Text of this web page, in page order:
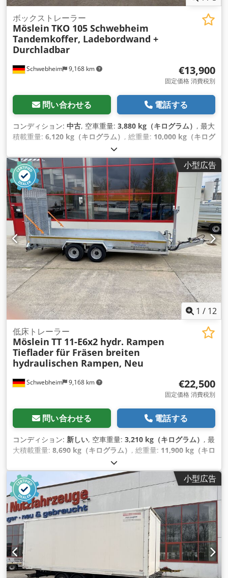
Schwebheim 9,168 km
ボックストレーラー
Möslein TKO 105 Schwebheim
Tandemkoffer, Ladebordwand +
Durchladbar
€13,900
固定価格 消費税別
問い合わせる 電話する
コンディション: 中古, 空車重量: 3,880 kg（キログラム） , 最大
積載重量: 6,120 kg（キログラム） , 総重量: 10,000 kg（キログ
, 初回登録:
mm, 荷室幅:2,480 mm, 荷室高:2,430 mm, 積載スペース容
量:42 m³, サスペンション:空気, タイヤサイズ: 235/70 R 17,5,
ホイールベース:990 mm, 色: その他 , 変速方式:その他
, フロン
トタイヤサイズ:235/70 R 17,5, 後輪タイヤサイズ:235/70 R
17,5, 運転席:その他, 排出クラス:なし, 燃料: バイオディーゼ
ル, 装備:ABS（アンチロック・ブレーキ・システム）, テール
リフト, 圧縮空気ブレーキ,
小型広告
1 / 12
Schwebheim 9,168 km
低床トレーラー
Möslein TT 11-E6x2 hydr. Rampen
Tieflader für Fräsen breiten
hydraulischen Rampen, Neu
€22,500
固定価格 消費税別
問い合わせる 電話する
コンディション: 新しい, 空車重量: 3,210 kg（キログラム） , 最
大積載重量: 8,690 kg（キログラム） , 総重量: 11,900 kg（キロ
, 荷室長:
mm, サスペンション:その他, タイヤサイズ:235 / 75 R 17,5,
色:その他 , 変速方式:その他 , フロントタイヤサイズ: 235 / 75
R 17,5, 後輪タイヤサイズ:235 / 75 R 17,5
出クラス:なし, 燃料:バイオディーゼル
ABS（アンチロ
ック・ブレーキ・システム）, 圧縮空気ブレーキ,
小型広告